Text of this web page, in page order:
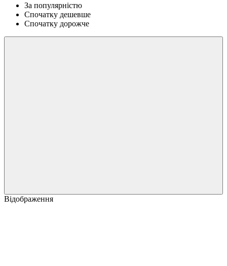
За популярністю
Спочатку дешевше
Спочатку дорожче
Відображення